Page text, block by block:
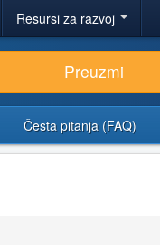
Resursi za razvoj
Preuzmi
Česta pitanja (FAQ)